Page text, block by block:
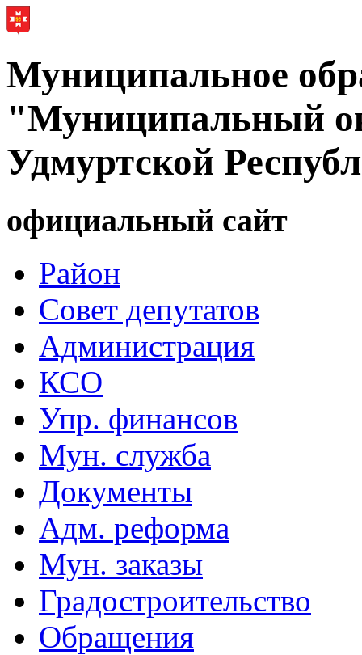
Муниципальное
"Муниципальный
Удмуртской
официальный сайт
Район
Совет депутатов
Администрация
КСО
Упр. финансов
Мун. служба
Документы
Адм. реформа
Мун. заказы
Градостроительство
Обращения